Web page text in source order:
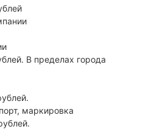
В пределах города
маркировка